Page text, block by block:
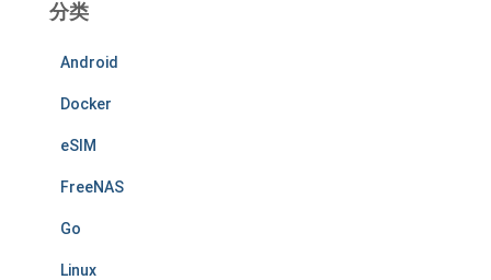
分类
Android
Docker
eSIM
FreeNAS
Go
Linux